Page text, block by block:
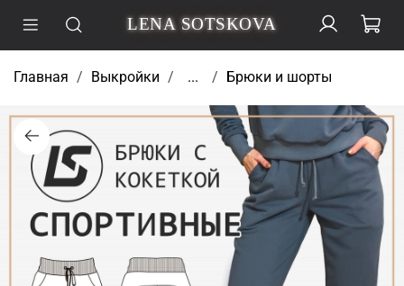
LENA SOTSKOVA
Главная Выкройки ... Брюки и шорты